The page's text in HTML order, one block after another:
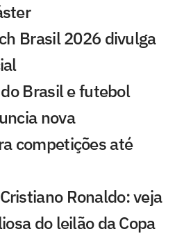
Brasil 2026 divulga
Brasil e futebol
nova
competições até
Ronaldo: veja
do leilão da Copa